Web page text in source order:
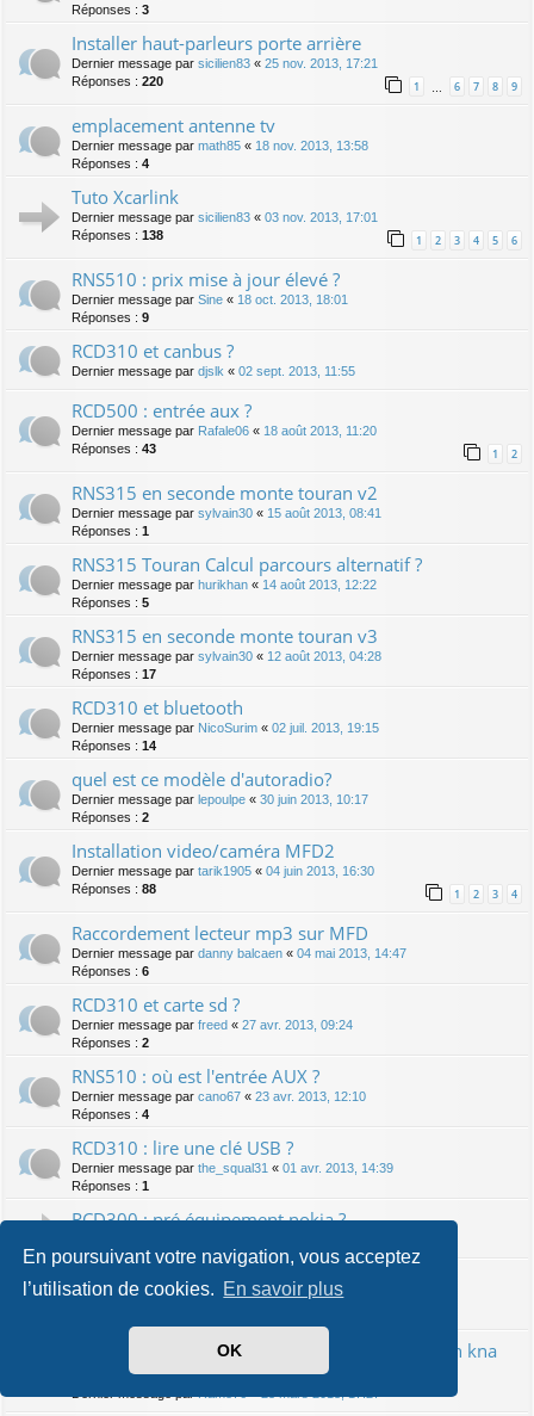
En poursuivant votre navigation, vous acceptez
l’utilisation de cookies. En savoir plus
OK
Réponses : 3
Installer haut-parleurs porte arrière
Dernier message par sicilien83 « 25 nov. 2013, 17:21
Réponses : 220 1 6 7 8 9
emplacement antenne tv
Dernier message par math85 « 18 nov. 2013, 13:58
Réponses : 4
Tuto Xcarlink
Dernier message par sicilien83 « 03 nov. 2013, 17:01
Réponses : 138 1 2 3 4 5 6
RNS510 : prix mise à jour élevé ?
Dernier message par Sine « 18 oct. 2013, 18:01
Réponses : 9
RCD310 et canbus ?
Dernier message par djslk « 02 sept. 2013, 11:55
RCD500 : entrée aux ?
Dernier message par Rafale06 « 18 août 2013, 11:20
Réponses : 43 1 2
RNS315 en seconde monte touran v2
Dernier message par sylvain30 « 15 août 2013, 08:41
Réponses : 1
RNS315 Touran Calcul parcours alternatif ?
Dernier message par hurikhan « 14 août 2013, 12:22
Réponses : 5
RNS315 en seconde monte touran v3
Dernier message par sylvain30 « 12 août 2013, 04:28
Réponses : 17
RCD310 et bluetooth
Dernier message par NicoSurim « 02 juil. 2013, 19:15
Réponses : 14
quel est ce modèle d'autoradio?
Dernier message par lepoulpe « 30 juin 2013, 10:17
Réponses : 2
Installation video/caméra MFD2
Dernier message par tarik1905 « 04 juin 2013, 16:30
Réponses : 88 1 2 3 4
Raccordement lecteur mp3 sur MFD
Dernier message par danny balcaen « 04 mai 2013, 14:47
Réponses : 6
RCD310 et carte sd ?
Dernier message par freed « 27 avr. 2013, 09:24
Réponses : 2
RNS510 : où est l'entrée AUX ?
Dernier message par cano67 « 23 avr. 2013, 12:10
Réponses : 4
RCD310 : lire une clé USB ?
Dernier message par the_squal31 « 01 avr. 2013, 14:39
Réponses : 1
RCD300 : pré équipement nokia ?
RCD500 : fiches à l'arrière ?
Dernier message parmegamach1975«24 mars 2013, 14:06
Kenwood ddx 7025 avec système de navigation kna
dv-3200